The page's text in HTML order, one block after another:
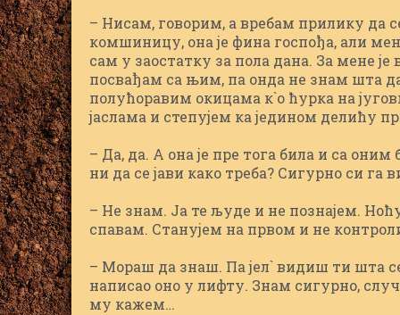
– Нисам, говорим, а вребам прилику да
комшиницу, она је фина госпођа, али
сам у заостатку за пола дана. За мене
посвађам са њим, па онда не знам шта
полућоравим окицама к`о ћурка на
јаслама и степујем ка једином делићу
– Да, да. А она је пре тога била и са
ни да се јави како треба? Сигурно си
– Не знам. Ја те људе и не познајем.
спавам. Станујем на првом и не
– Мораш да знаш. Па јел` видиш ти шта
написао оно у лифту. Знам сигурно,
му кажем…